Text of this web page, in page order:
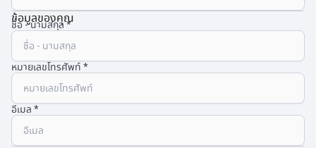
ข้อมูลของคุณ
ชื่อ - นามสกุล
หมายเลขโทรศัพท์
อีเมล